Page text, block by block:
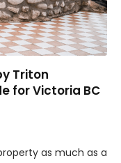
Triton
for Victoria BC
as much as a